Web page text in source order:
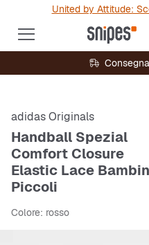
United by Attitude:
adidas Originals
Handball Spezial
Comfort Closure
Elastic Lace
Piccoli
Colore: rosso